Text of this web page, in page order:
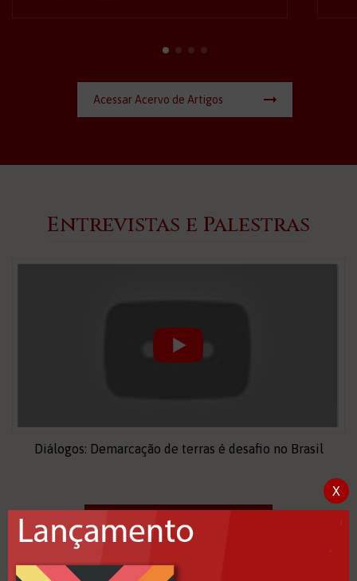
X
Acessar Acervo de Artigos
Entrevistas e Palestras
Diálogos: Demarcação de terras é desafio no Brasil
Acessar Acervo de Vídeos